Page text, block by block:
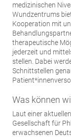
medizinischen
Wundzentrums
Kooperation mit
therapeutische
jederzeit und
stellen. Dabei
Schnittstellen
Was können
Laut einer
Gesellschaft für
erwachsenen